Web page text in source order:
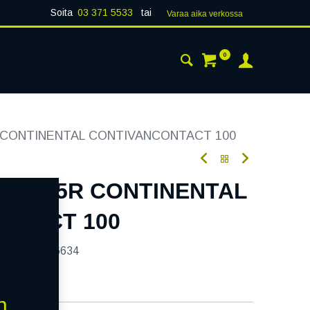
Soita 03 371 5533 tai Varaa aika verk​​​​ossa
0
CONTIVANCONTACT 100
105R CONTINENTAL
100
236634